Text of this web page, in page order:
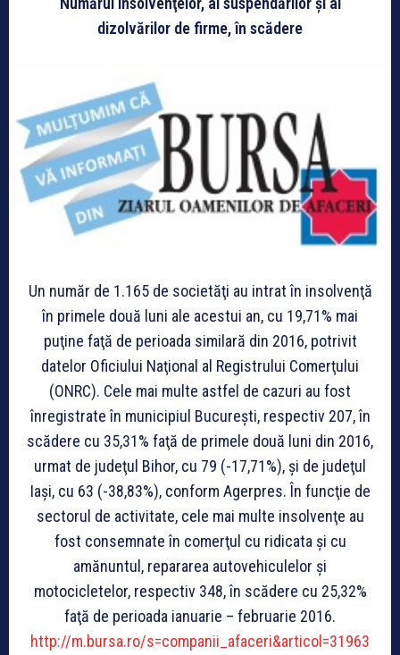
dizolvărilor de firme, în scădere
Un număr de 1.165 de societăţi au intrat în insolvenţă
în primele două luni ale acestui an, cu 19,71% mai
puţine faţă de perioada similară din 2016, potrivit
datelor Oficiului Naţional al Registrului Comerţului
(ONRC). Cele mai multe astfel de cazuri au fost
înregistrate în municipiul Bucureşti, respectiv 207, în
scădere cu 35,31% faţă de primele două luni din 2016,
urmat de judeţul Bihor, cu 79 (-17,71%), şi de judeţul
Iaşi, cu 63 (-38,83%), conform Agerpres. În funcţie de
sectorul de activitate, cele mai multe insolvenţe au
fost consemnate în comerţul cu ridicata şi cu
amănuntul, repararea autovehiculelor şi
motocicletelor, respectiv 348, în scădere cu 25,32%
faţă de perioada ianuarie – februarie 2016.
http://m.bursa.ro/s=companii_afaceri&articol=31963